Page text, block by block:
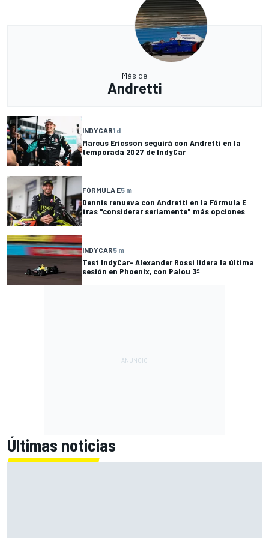
Más de
Andretti
INDYCAR1 d
Marcus Ericsson seguirá con Andretti en la
temporada 2027 de IndyCar
FÓRMULA E5 m
Dennis renueva con Andretti en la Fórmula E
tras "considerar seriamente" más opciones
INDYCAR5 m
Test IndyCar- Alexander Rossi lidera la última
sesión en Phoenix, con Palou 3º
Últimas noticias